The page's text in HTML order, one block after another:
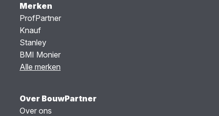
Merken
ProfPartner
Knauf
Stanley
BMI Monier
Alle merken
Over BouwPartner
Over ons